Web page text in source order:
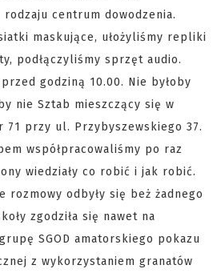
centrum dowodzenia.
maskujące, ułożyliśmy repliki
podłączyliśmy sprzęt audio.
godziną 10.00. Nie byłoby
nie Sztab mieszczący się w
71 przy ul. Przybyszewskiego 37.
współpracowaliśmy po raz
wiedziały co robić i jak robić.
rozmowy odbyły się beż żadnego
zgodziła się nawet na
SGOD amatorskiego pokazu
z wykorzystaniem granatów